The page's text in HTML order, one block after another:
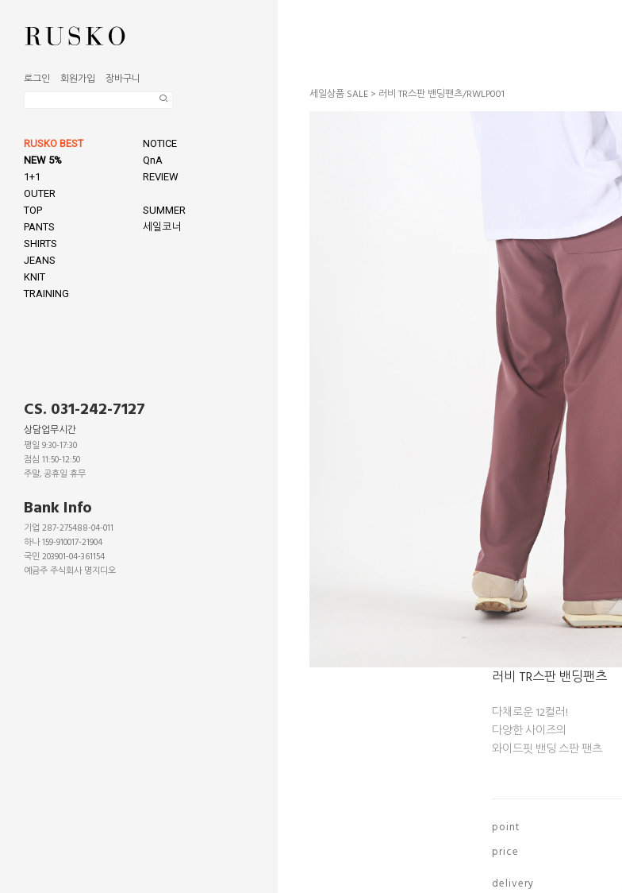
로그인 회원가입 장바구니
RUSKO BEST
NEW 5%
1+1
OUTER
TOP
PANTS
SHIRTS
JEANS
KNIT
TRAINING
NOTICE
QnA
REVIEW
SUMMER
세일코너
CS. 031-242-7127
상담업무시간
평일 9:30-17:30
점심 11:50-12:50
주말, 공휴일 휴무
Bank Info
기업 287-275488-04-011
하나 159-910017-21904
국민 203901-04-361154
예금주 주식회사 명지디오
세일상품 SALE > 러비 TR스판 밴딩팬츠/RWLP001
러비 TR스판 밴딩팬츠
다채로운 12컬러!
다양한 사이즈의
와이드핏 밴딩 스판 팬츠
p o i n t
p r i c e
d e l i v e r y